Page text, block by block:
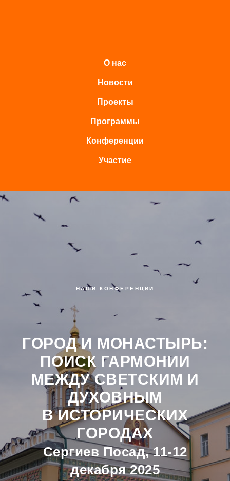
О нас
Новости
Проекты
Программы
Конференции
Участие
НАШИ КОНФЕРЕНЦИИ
ГОРОД И МОНАСТЫРЬ:
ПОИСК ГАРМОНИИ
МЕЖДУ СВЕТСКИМ И
ДУХОВНЫМ
В ИСТОРИЧЕСКИХ
ГОРОДАХ
Сергиев Посад, 11-12
декабря 2025